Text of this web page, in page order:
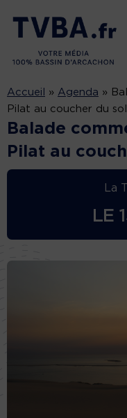
Accueil » Agenda »
Pilat au coucher du
Balade
Pilat au
La
LE